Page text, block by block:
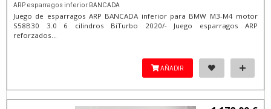
ARP esparragos inferior BANCADA
Juego de esparragos ARP BANCADA inferior para BMW M3-M4 motor
S58B30 3.0 6 cilindros BiTurbo 2020/- Juego esparragos ARP
reforzados...
AÑADIR